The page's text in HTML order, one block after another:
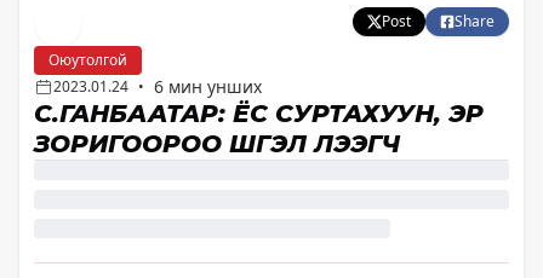
Post
Share
Оюутолгой
2023.01.24 • 6 мин унших
С.ГАНБААТАР: ЁС СУРТАХУУН, ЭР
ЗОРИГООРОО ШҮГЭЛ ҮЛЭЭГЧ